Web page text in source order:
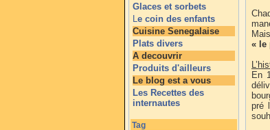
Glaces et sorbets
Le coin des enfants
Cuisine Senegalaise
Plats divers
A decouvrir
Produits d'ailleurs
Le blog est a vous
Les Recettes des
internautes
Tag
« le
En
pré